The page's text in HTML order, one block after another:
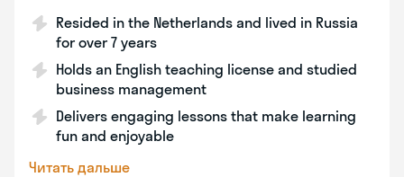
Resided in the Netherlands and lived in Russia
for over 7 years
Holds an English teaching license and studied
business management
Delivers engaging lessons that make learning
fun and enjoyable
Читать дальше